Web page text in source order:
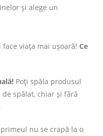
și alege un
viața mai ușoară! Ce
Poți spăla produsul
spălat, chiar și fără
nu se crapă la o